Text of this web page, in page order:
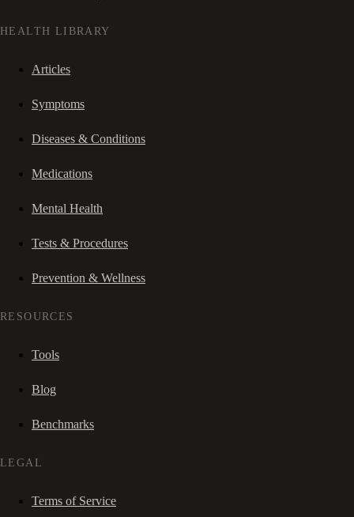
HEALTH LIBRARY
Articles
Symptoms
Diseases & Conditions
Medications
Mental Health
Tests & Procedures
Prevention & Wellness
RESOURCES
Tools
Blog
Benchmarks
LEGAL
Terms of Service